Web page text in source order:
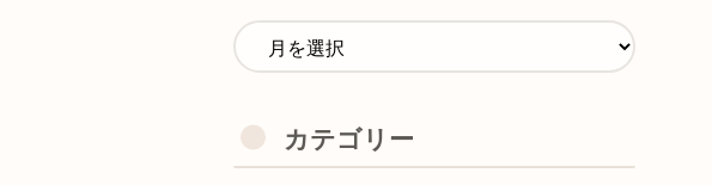
カテゴリー